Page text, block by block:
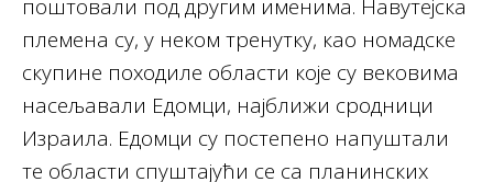
поштовали под другим именима. Навутејска
племена су, у неком тренутку, као номадске
скупине походиле области које су вековима
насељавали Едомци, најближи сродници
Израила. Едомци су постепено напуштали
те области спуштајући се са планинских